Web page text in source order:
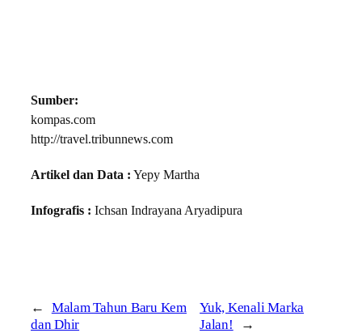
Sumber:
kompas.com
http://travel.tribunnews.com
Artikel dan Data : Yepy Martha
Infografis : Ichsan Indrayana Aryadipura
←
Malam Tahun Baru Kem
dan Dhir
Yuk, Kenali Marka
Jalan!
→